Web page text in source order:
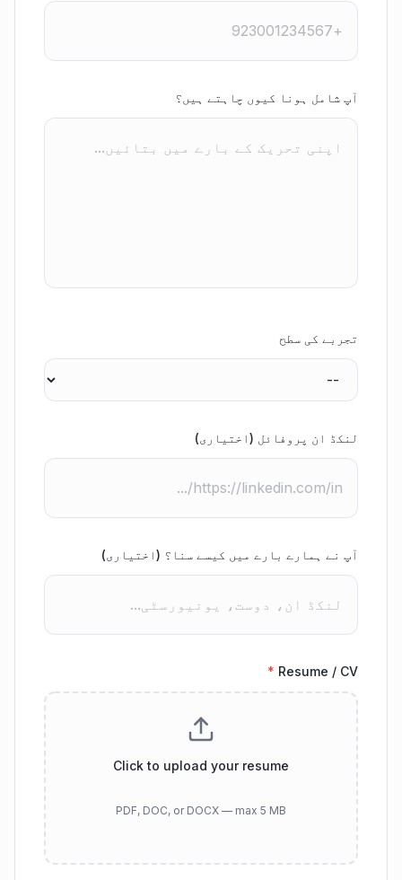
آپ شامل ہونا کیوں چاہتے ہیں؟
تجربے کی سطح
لنکڈ ان پروفائل (اختیاری)
آپ نے ہمارے بارے میں کیسے سنا؟ (اختیاری)
Resume / CV
*
Click to upload your resume
PDF, DOC, or DOCX — max 5 MB